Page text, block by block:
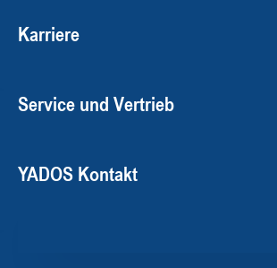
Karriere
Service und Vertrieb
YADOS Kontakt